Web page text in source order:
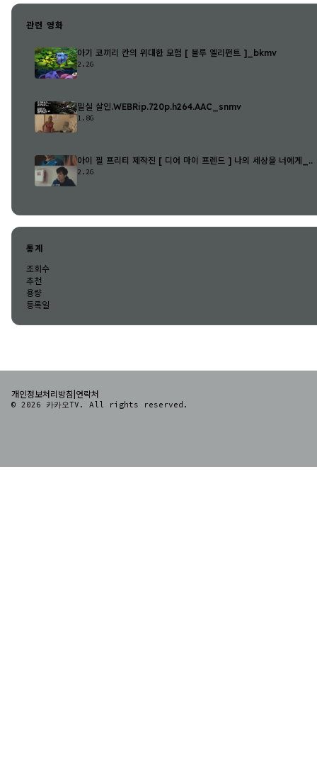
관련 영화
아기 코끼리 칸의 위대한 모험 [ 블루 엘리펀트 ]_bkmv
2.2G
밀실 살인.WEBRip.720p.h264.AAC_snmv
1.8G
아이 필 프리티 제작진 [ 디어 마이 프렌드 ] 나의 세상을 너에게_..
2.2G
통계
조회수
추천
용량
등록일
개인정보처리방침|연락처
© 2026 카카오TV. All rights reserved.